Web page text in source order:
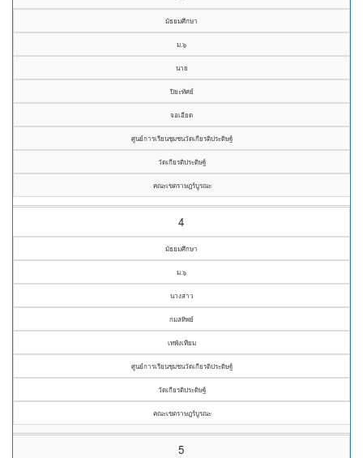
มัธยมศึกษา
ม.๖
นาย
ปิยะทัศย์
จอเอียด
ศูนย์การเรียนชุมชนวัดเกียรติประดิษฐ์
วัดเกียรติประดิษฐ์
คณะเขตราษฎร์บูรณะ
4
มัธยมศึกษา
ม.๖
นางสาว
กมลทิพย์
เทพังเทียม
ศูนย์การเรียนชุมชนวัดเกียรติประดิษฐ์
วัดเกียรติประดิษฐ์
คณะเขตราษฎร์บูรณะ
5